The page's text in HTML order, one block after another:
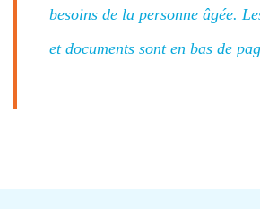
besoins de la personne âgée.
et documents sont en bas de